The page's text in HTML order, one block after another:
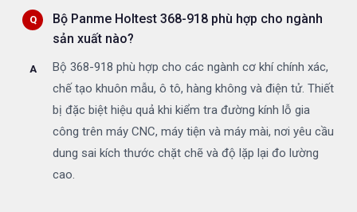
Bộ Panme Holtest 368-918 phù hợp cho ngành
sản xuất nào?
Bộ 368-918 phù hợp cho các ngành cơ khí chính xác,
chế tạo khuôn mẫu, ô tô, hàng không và điện tử. Thiết
bị đặc biệt hiệu quả khi kiểm tra đường kính lỗ gia
công trên máy CNC, máy tiện và máy mài, nơi yêu cầu
dung sai kích thước chặt chẽ và độ lặp lại đo lường
cao.